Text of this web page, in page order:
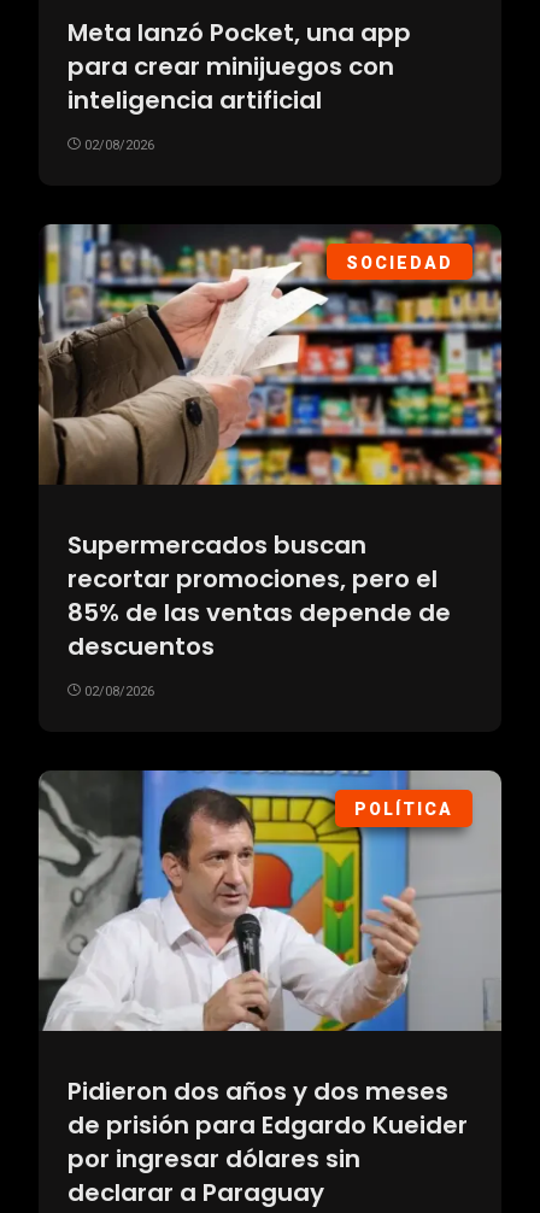
Meta lanzó Pocket, una app
para crear minijuegos con
inteligencia artificial
02/08/2026
SOCIEDAD
Supermercados buscan
recortar promociones, pero el
85% de las ventas depende de
descuentos
02/08/2026
POLÍTICA
Pidieron dos años y dos meses
de prisión para Edgardo Kueider
por ingresar dólares sin
declarar a Paraguay